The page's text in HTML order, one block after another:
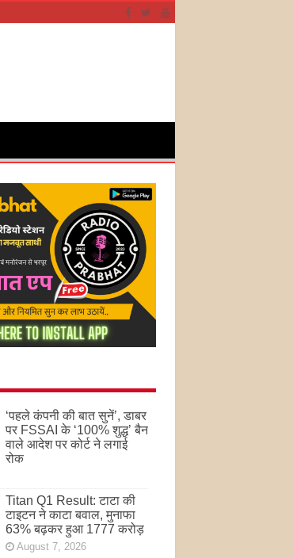
‘पहले कंपनी की बात सुनें’, डाबर
पर FSSAI के ‘100% शुद्ध’ बैन
वाले आदेश पर कोर्ट ने लगाई
रोक
Titan Q1 Result: टाटा की
टाइटन ने काटा बवाल, मुनाफा
63% बढ़कर हुआ 1777 करोड़
August 7, 2026